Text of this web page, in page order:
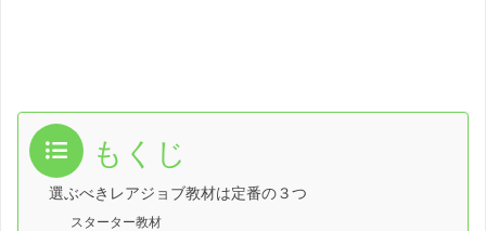
もくじ
選ぶべきレアジョブ教材は定番の３つ
スターター教材